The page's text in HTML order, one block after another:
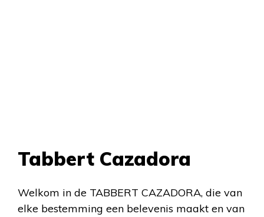
Tabbert Cazadora
Welkom in de TABBERT CAZADORA, die van
elke bestemming een belevenis maakt en van